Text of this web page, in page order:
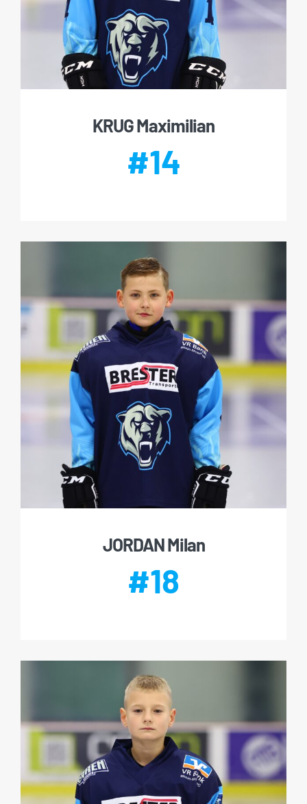
KRUG Maximilian
#14
JORDAN Milan
#18